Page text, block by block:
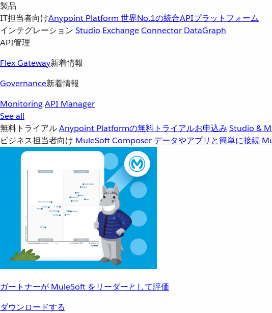
製品
IT担当者向けAnypoint Platform 世界No.1の統合APIプラットフォーム
インテグレーション Studio ExchangeConnector DataGraph
API管理
Flex Gateway新着情報
Governance新着情報
MonitoringAPI Manager
See all
無料トライアルAnypoint Platformの無料トライアルお申込み Studio &
ビジネス担当者向け MuleSoft Composer データやアプリと簡単に接続
ガートナーが MuleSoft をリーダーとして評価
ダウンロードする